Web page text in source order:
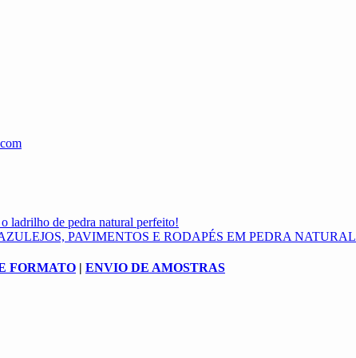
ladrilho de pedra natural perfeito!
PAVIMENTOS E RODAPÉS EM PEDRA NATURAL
FORMATO | ENVIO DE AMOSTRAS